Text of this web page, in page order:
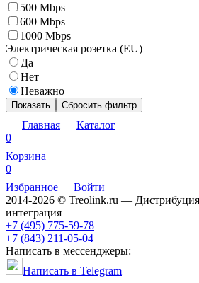
500 Mbps
600 Mbps
1000 Mbps
Электрическая розетка (EU)
Да
Нет
Неважно
Показать Сбросить фильтр
Главная
Каталог
0
Корзина
0
Избранное
Войти
2014-2026 © Treolink.ru —
интеграция
+7 (495) 775-59-78
+7 (843) 211-05-04
Написать в мессенджеры:
Написать в Telegram